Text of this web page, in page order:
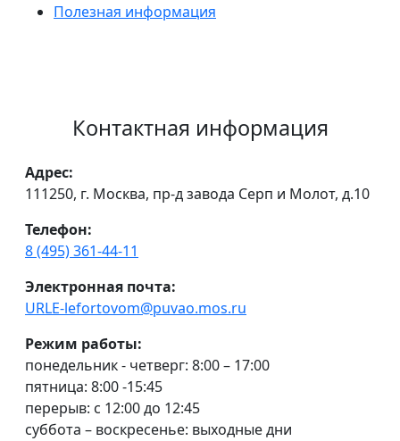
Полезная информация
Контактная информация
Адрес:
111250, г. Москва, пр-д завода Серп и Молот, д.10
Телефон:
8 (495) 361-44-11
Электронная почта:
URLE-lefortovom@puvao.mos.ru
Режим работы:
понедельник - четверг: 8:00 – 17:00
пятница: 8:00 -15:45
перерыв: с 12:00 до 12:45
суббота – воскресенье: выходные дни